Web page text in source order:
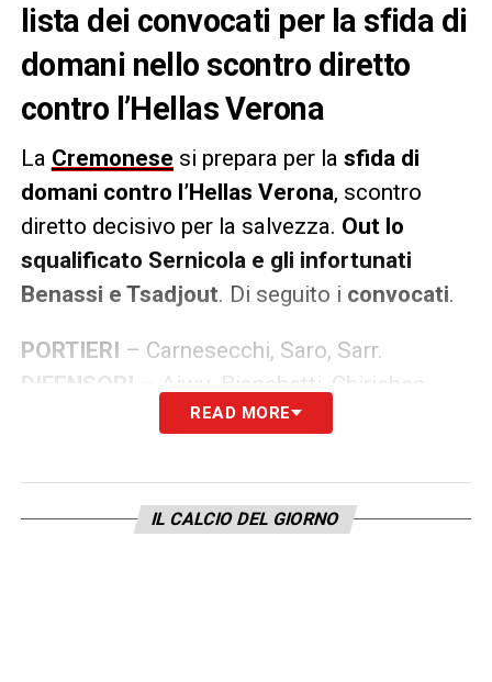
lista dei convocati per la sfida di
domani nello scontro diretto
contro l’Hellas Verona
La Cremonese si prepara per la sfida di
domani contro l’Hellas Verona, scontro
diretto decisivo per la salvezza. Out lo
squalificato Sernicola e gli infortunati
Benassi e Tsadjout. Di seguito i convocati.
PORTIERI – Carnesecchi, Saro, Sarr.
DIFENSORI – Aiwu, Bianchetti, Chiriches,
Ferrari, Ghiglione, Lochoshvili, Quagliata,
CENTROCAMPISTI– Acella, Castagnetti,
Galdames, Meité, Pickel.
READ MORE
IL CALCIO DEL GIORNO